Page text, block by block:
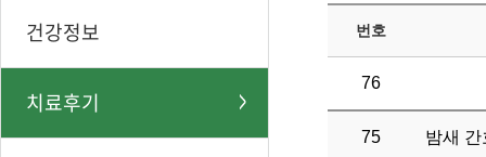
건강정보
치료후기
번호
76
75 밤새